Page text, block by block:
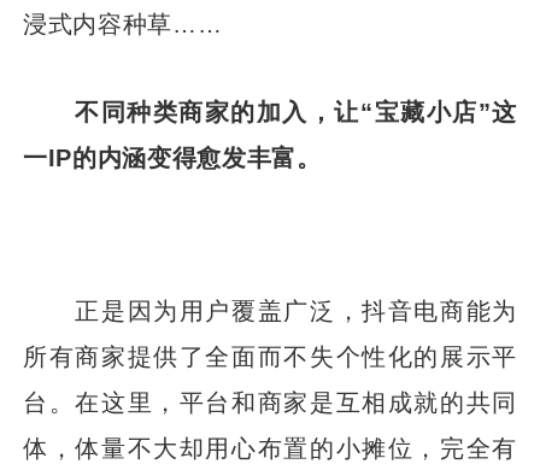
浸式内容种草……
不同种类商家的加入，让“宝藏小店”这
一IP的内涵变得愈发丰富。
正是因为用户覆盖广泛，抖音电商能为
所有商家提供了全面而不失个性化的展示平
台。在这里，平台和商家是互相成就的共同
体，体量不大却用心布置的小摊位，完全有